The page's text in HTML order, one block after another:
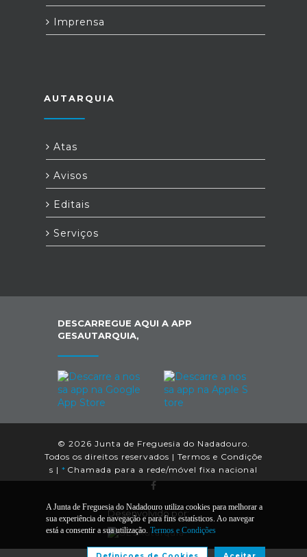
Imprensa
AUTARQUIA
Atas
Avisos
Editais
Serviços
DESCARREGUE AQUI A APP
GESAUTARQUIA,
© 2026 Junta de Freguesia do Nadadouro.
Todos os direitos reservados | Termos e Condiçõe
s | * Chamada para a rede/móvel fixa nacional
Desenvolvido por:
A Junta de Freguesia do Nadadouro utiliza cookies para melhorar a
sua experiência de navegação e para fins estatísticos. Ao navegar
está a consentir a sua utilização. Termos e Condições